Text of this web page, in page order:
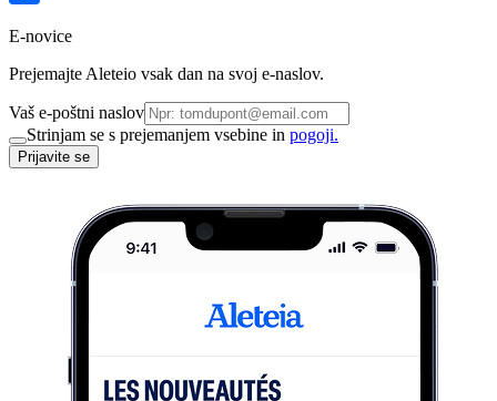
E-novice
Prejemajte Aleteio vsak dan na svoj e-naslov.
Vaš e-poštni naslov
Strinjam se s prejemanjem vsebine in pogoji.
Prijavite se